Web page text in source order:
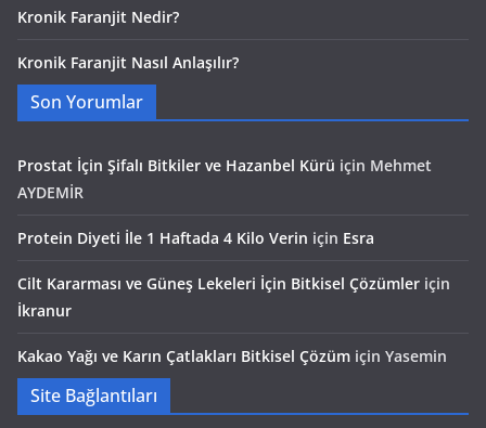
Kronik Faranjit Nedir?
Kronik Faranjit Nasıl Anlaşılır?
Son Yorumlar
Prostat İçin Şifalı Bitkiler ve Hazanbel Kürü için Mehmet
AYDEMİR
Protein Diyeti İle 1 Haftada 4 Kilo Verin için Esra
Cilt Kararması ve Güneş Lekeleri İçin Bitkisel Çözümler için
İkranur
Kakao Yağı ve Karın Çatlakları Bitkisel Çözüm için Yasemin
Site Bağlantıları